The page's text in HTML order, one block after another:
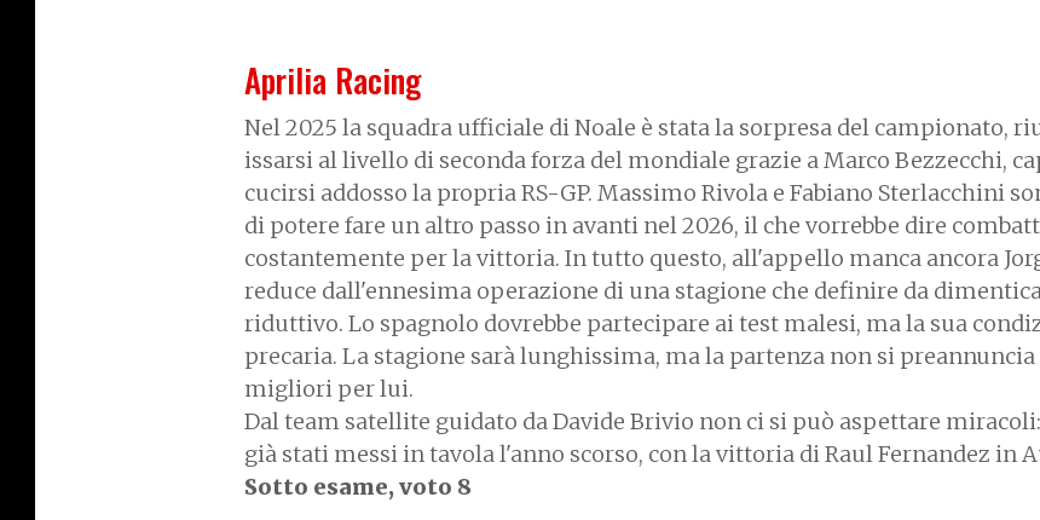
Aprilia Racing
Nel 2025 la squadra ufficiale di Noale è stata la sorpresa del campionato,
issarsi al livello di seconda forza del mondiale grazie a Marco Bezzecchi,
cucirsi addosso la propria RS-GP. Massimo Rivola e Fabiano Sterlacchini
di potere fare un altro passo in avanti nel 2026, il che vorrebbe dire
costantemente per la vittoria. In tutto questo, all'appello manca ancora
reduce dall'ennesima operazione di una stagione che definire da
riduttivo. Lo spagnolo dovrebbe partecipare ai test malesi, ma la sua
precaria. La stagione sarà lunghissima, ma la partenza non si preannuncia
migliori per lui.
Dal team satellite guidato da Davide Brivio non ci si può aspettare
già stati messi in tavola l'anno scorso, con la vittoria di Raul Fernandez in
Sotto esame, voto 8